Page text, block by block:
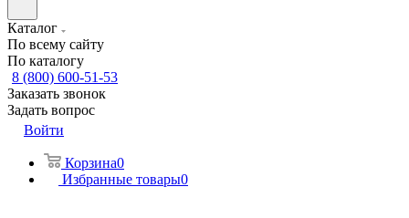
Каталог
По всему сайту
По каталогу
8 (800) 600-51-53
Заказать звонок
Задать вопрос
Войти
Корзина0
Избранные товары0